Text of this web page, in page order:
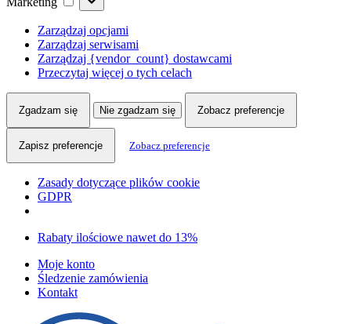
Zarządzaj opcjami
Zarządzaj serwisami
Zarządzaj {vendor_count} dostawcami
Przeczytaj więcej o tych celach
Zgadzam się Nie zgadzam się Zobacz preferencje
Zapisz preferencje Zobacz preferencje
Zasady dotyczące plików cookie
GDPR
Skip
navigation
Skip
content
Rabaty ilościowe nawet do 13%
Moje konto
Śledzenie zamówienia
Kontakt